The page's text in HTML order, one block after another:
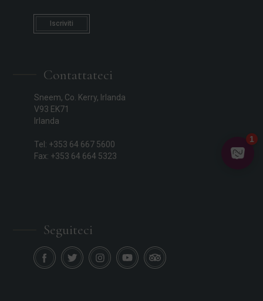
Iscriviti
Seguiteci
Contattateci
Sneem, Co. Kerry, Irlanda
V93 EK71
Irlanda
Tel: +353 64 667 5600
Fax: +353 64 664 5323